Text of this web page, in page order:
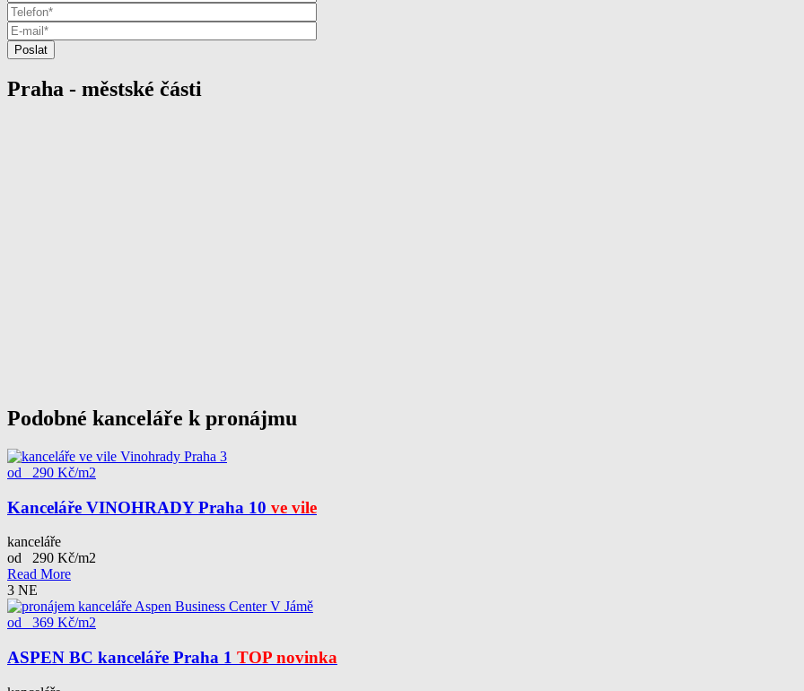
Praha - městské části
Podobné kanceláře k pronájmu
od 290 Kč/m2
Kanceláře VINOHRADY Praha 10 ve vile
kanceláře
od 290 Kč/m2
Read More
3 NE
od 369 Kč/m2
ASPEN BC kanceláře Praha 1 TOP novinka